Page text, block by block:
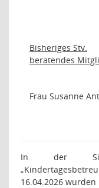
Bisheriges Stv.
beratendes
Frau Susanne
In der
16.04.2026